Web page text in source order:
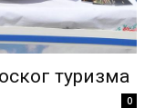
туризма
0